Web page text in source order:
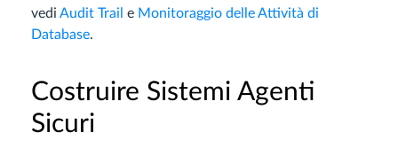
vedi Audit Trail e Monitoraggio delle Attività di
Database.
Costruire Sistemi Agenti
Sicuri